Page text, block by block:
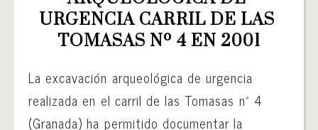
URGENCIA CARRIL DE LAS
TOMASAS Nº 4 EN 2001
La excavación arqueológica de urgencia
realizada en el carril de las Tomasas nº 4
(Granada) ha permitido documentar la